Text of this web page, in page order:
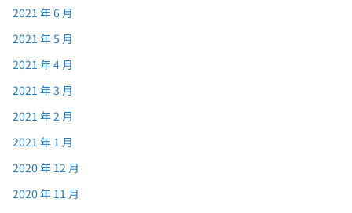
2021 年 6 月
2021 年 5 月
2021 年 4 月
2021 年 3 月
2021 年 2 月
2021 年 1 月
2020 年 12 月
2020 年 11 月